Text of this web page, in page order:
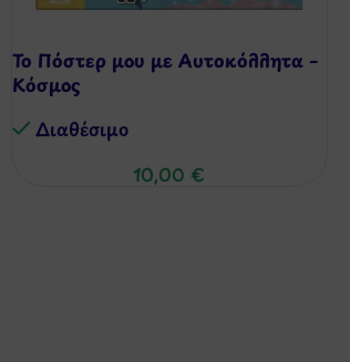
Το Πόστερ μου με Αυτοκόλλητα –
Κόσμος
Διαθέσιμo
10,00€